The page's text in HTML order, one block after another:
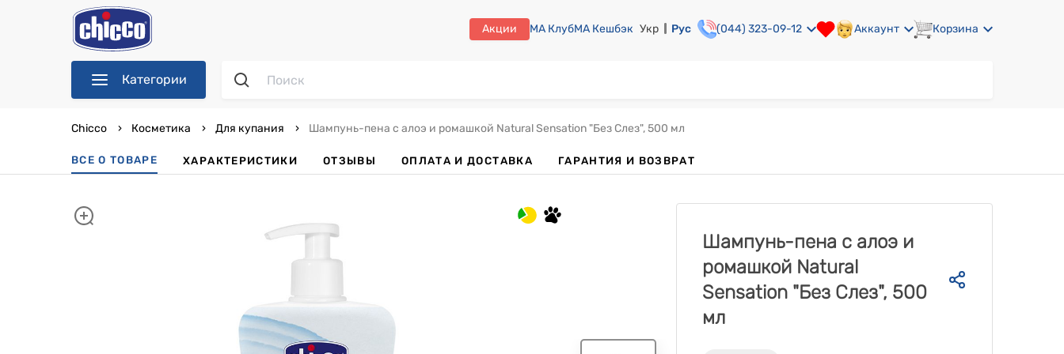
Акции МА КлубМА Кешбэк Укр Рус (044) 323-09-12 Аккаунт Корзина
Категории
Chicco Косметика Для купания Шампунь-пена с алоэ и ромашкой Natural Sensation "Без Слез", 500 мл
ВСЕ О ТОВАРЕ ХАРАКТЕРИСТИКИ ОТЗЫВЫ ОПЛАТА И ДОСТАВКА ГАРАНТИЯ И ВОЗВРАТ
Шампунь-пена с алоэ и
ромашкой Natural
Sensation "Без Слез", 500
мл